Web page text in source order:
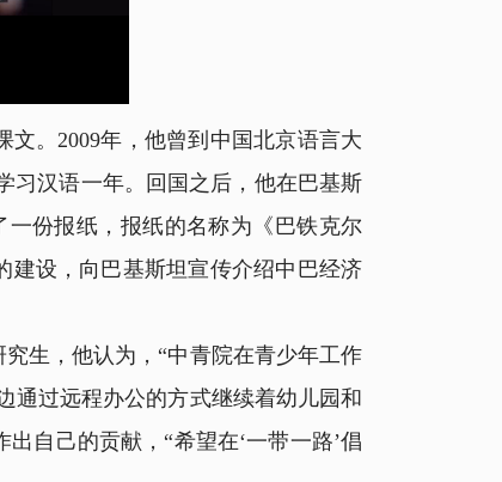
。2009年，他曾到中国北京语言大
习汉语一年。回国之后，他在巴基斯
份报纸，报纸的名称为《巴铁克尔
建设，向巴基斯坦宣传介绍中巴经济
生，他认为，“中青院在青少年工作
通过远程办公的方式继续着幼儿园和
自己的贡献，“希望在‘一带一路’倡